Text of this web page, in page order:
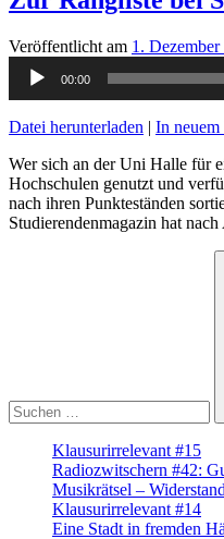
Veröffentlicht am 1. Dezember
Audio-
Player
00:00
Datei herunterladen | In neuem
Wer sich an der Uni Halle für
Hochschulen genutzt und
nach ihren Punkteständen
Studierendenmagazin hat
Klausurirrelevant #15
Radiozwitschern #42:
Musikrätsel – Widerstand
Klausurirrelevant #14
Eine Stadt in fremden